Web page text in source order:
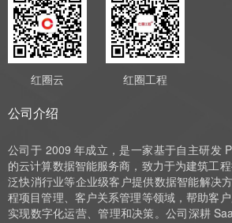
红圈云 红圈工程
公司介绍
公司于 2009 年成立，是一家基于自主研发
的云计算数据智能服务商，致力于为建筑工
泛快消行业等企业级客户提供数据智能解决
程项目管理、客户关系管理等领域，帮助客
实现数字化运营、管理和决策。公司深耕